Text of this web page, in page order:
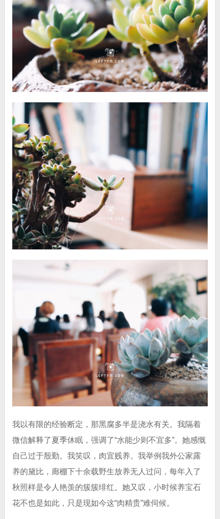
我以有限的经验断定，那黑腐多半是浇水有关。我隔着
微信解释了夏季休眠，强调了“水能少则不宜多”。她感慨
自己过于殷勤。我笑叹，肉宜贱养。我举例我外公家露
养的黛比，廊棚下十余载野生放养无人过问，每年入了
秋照样是令人艳羡的簇簇绯红。她又叹，小时候养宝石
花不也是如此，只是现如今这“肉精贵”难伺候。